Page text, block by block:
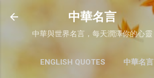
跳至主要內容
中華名言
中華與世界名言，每天潤澤你的心靈
ENGLISH QUOTES 中華名言